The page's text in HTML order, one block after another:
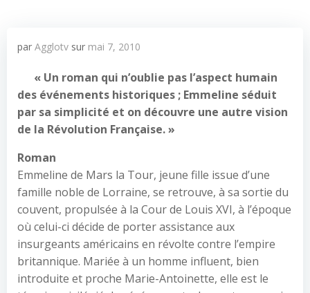
par Agglotv sur mai 7, 2010
« Un roman qui n’oublie pas l’aspect humain
des événements historiques ; Emmeline séduit
par sa simplicité et on découvre une autre vision
de la Révolution Française. »
Roman
Emmeline de Mars la Tour, jeune fille issue d’une
famille noble de Lorraine, se retrouve, à sa sortie du
couvent, propulsée à la Cour de Louis XVI, à l’époque
où celui-ci décide de porter assistance aux
insurgeants américains en révolte contre l’empire
britannique. Mariée à un homme influent, bien
introduite et proche Marie-Antoinette, elle est le